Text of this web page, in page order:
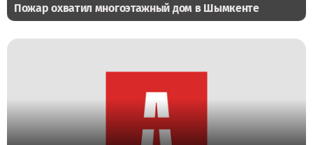
Пожар охватил многоэтажный дом в Шымкенте